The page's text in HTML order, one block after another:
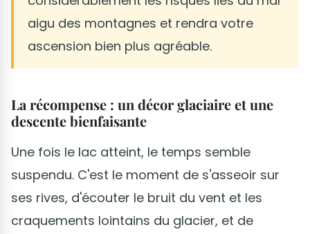
aigu des montagnes et rendra votre
ascension bien plus agréable.
La récompense : un décor glaciaire et une
descente bienfaisante
Une fois le lac atteint, le temps semble
suspendu. C'est le moment de s'asseoir sur
ses rives, d'écouter le bruit du vent et les
craquements lointains du glacier, et de